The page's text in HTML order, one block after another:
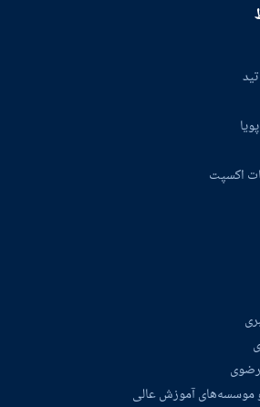
اکسپت
رضوی
و موسسه‌های آموزش عالی